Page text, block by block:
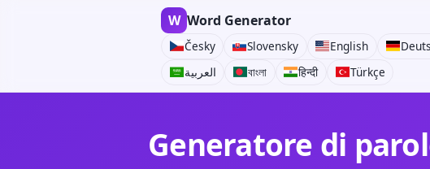
W Word Generator
Česky Slovensky English
العربية
বাংলা हिन्दी Türkçe
Generatore di